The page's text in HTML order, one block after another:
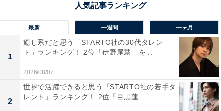
最新 一週間 一ヶ月
1
癒し系だと思う「STARTO社の30代タレン
ト」ランキング！ 2位「伊野尾慧」を...
2026/08/07
2
世界で活躍できると思う「STARTO社の若手タ
レント」ランキング！ 2位「目黒蓮...